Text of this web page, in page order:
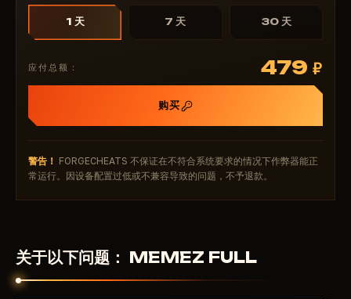
1 天 7 天 30 天
应付总额： 479 ₽
购买
警告！ FORGECHEATS 不保证在不符合系统要求的情况下作弊器能正
常运行。因设备配置过低或不兼容导致的问题，不予退款。
关于以下问题： MEMEZ FULL